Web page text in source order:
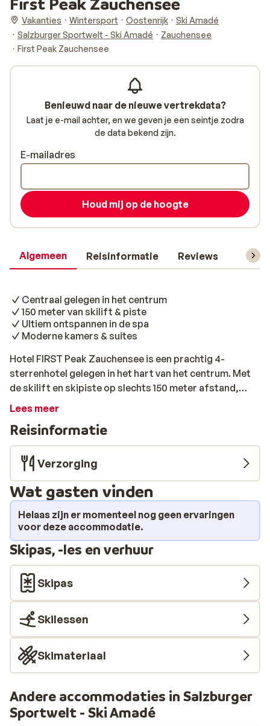
Vakanties Wintersport Oostenrijk
Ski Amadé
Salzburger Sportwelt - Ski Amadé
Zauchensee
First Peak Zauchensee
Algemeen Reisinformatie Reviews
Centraal gelegen in het centrum
150 meter van skilift & piste
Ultiem ontspannen in de spa
Moderne kamers & suites
Hotel FIRST Peak Zauchensee is een prachtig 4-
sterrenhotel gelegen in het hart van het centrum. Met
de skilift en skipiste op slechts 150 meter afstand,
biedt dit hotel hét perfecte vertrekpunt voor jouw
uitgebreide spa van Hotel FIRST Peak Zauchensee,
waar je heerlijk kunt relaxen en herstellen in de sauna.
Alle kamers zijn comfortabel ingericht en er zijn
verschillende types te boeken. Van een comfortabele
2-persoonskamer met moderne badkamer en eigen
terras tot een luxe suite voor 6 personen, compleet
met eigen keuken. Sluit je dag af met één van de
uitstekende maaltijden in het restaurant of verwen
jezelf met een gezellig drankje aan de bar.
Lees meer
Reisinformatie
Verzorging
Wat gasten vinden
Helaas zijn er momenteel nog geen ervaringen
voor deze accommodatie.
Skipas, -les en verhuur
Skipas
Skilessen
Skimateriaal
Benieuwd naar de nieuwe vertrekdata?
Laat je e-mail achter, en we geven je een seintje zodra
de data bekend zijn.
E-mailadres
Houd mij op de hoogte
Andere accommodaties in Salzburger
Sportwelt - Ski Amadé